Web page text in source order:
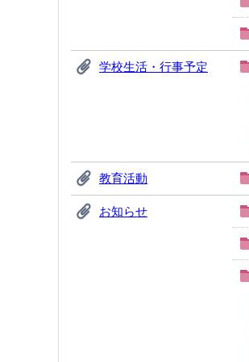
学校生活・行事予定
教育活動
お知らせ